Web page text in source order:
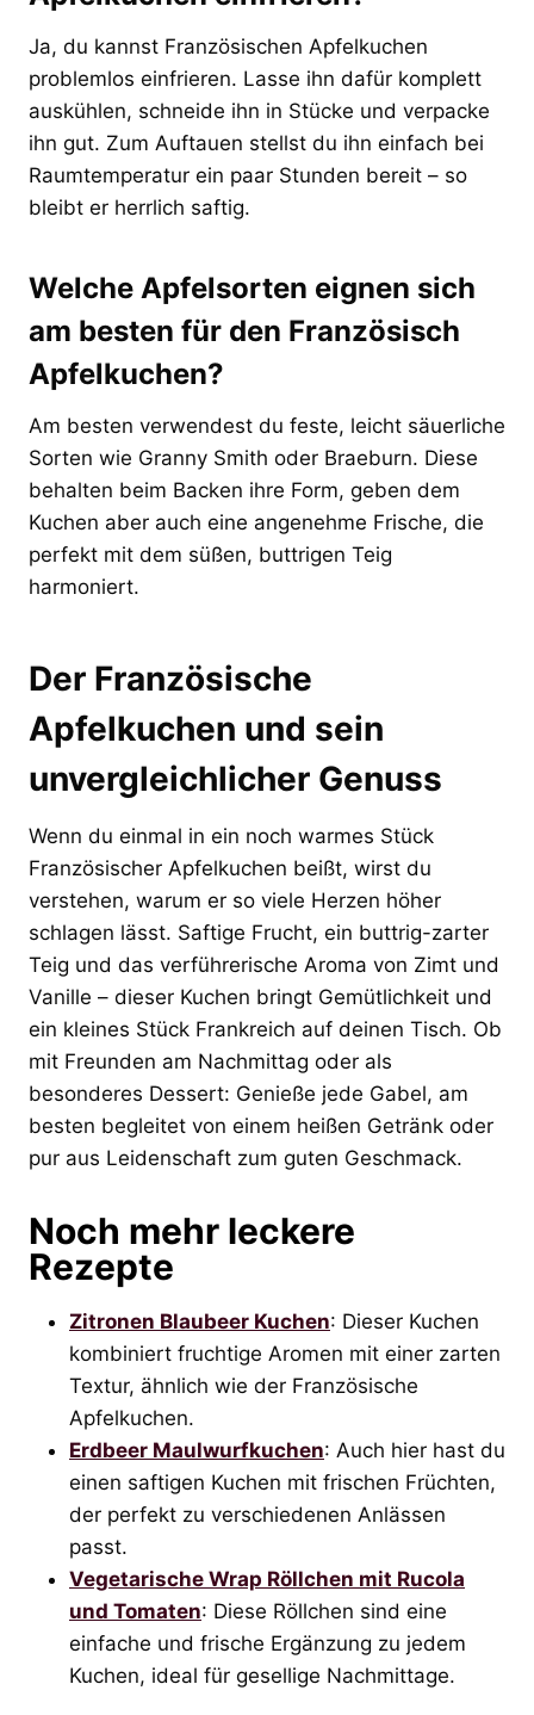
Ja, du kannst Französischen Apfelkuchen
problemlos einfrieren. Lasse ihn dafür komplett
auskühlen, schneide ihn in Stücke und verpacke
ihn gut. Zum Auftauen stellst du ihn einfach bei
Raumtemperatur ein paar Stunden bereit – so
bleibt er herrlich saftig.
Welche Apfelsorten eignen sich
am besten für den Französisch
Apfelkuchen?
Am besten verwendest du feste, leicht säuerliche
Sorten wie Granny Smith oder Braeburn. Diese
behalten beim Backen ihre Form, geben dem
Kuchen aber auch eine angenehme Frische, die
perfekt mit dem süßen, buttrigen Teig
harmoniert.
Der Französische
Apfelkuchen und sein
unvergleichlicher Genuss
Wenn du einmal in ein noch warmes Stück
Französischer Apfelkuchen beißt, wirst du
verstehen, warum er so viele Herzen höher
schlagen lässt. Saftige Frucht, ein buttrig-zarter
Teig und das verführerische Aroma von Zimt und
Vanille – dieser Kuchen bringt Gemütlichkeit und
ein kleines Stück Frankreich auf deinen Tisch. Ob
mit Freunden am Nachmittag oder als
besonderes Dessert: Genieße jede Gabel, am
besten begleitet von einem heißen Getränk oder
pur aus Leidenschaft zum guten Geschmack.
Noch mehr leckere
Rezepte
Zitronen Blaubeer Kuchen: Dieser Kuchen
kombiniert fruchtige Aromen mit einer zarten
Textur, ähnlich wie der Französische
Apfelkuchen.
Erdbeer Maulwurfkuchen: Auch hier hast du
einen saftigen Kuchen mit frischen Früchten,
der perfekt zu verschiedenen Anlässen
passt.
Vegetarische Wrap Röllchen mit Rucola
und Tomaten: Diese Röllchen sind eine
einfache und frische Ergänzung zu jedem
Kuchen, ideal für gesellige Nachmittage.